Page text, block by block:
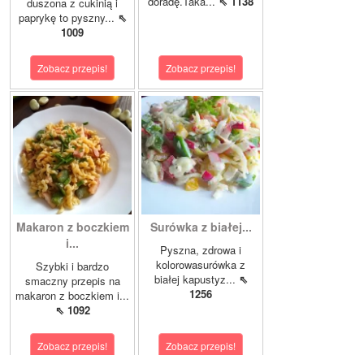
duszona z cukinią i
paprykę to pyszny... ⇖
1009
Zobacz przepis! Zobacz przepis!
Makaron z boczkiem
i...
Szybki i bardzo
smaczny przepis na
makaron z boczkiem i...
⇖ 1092
Zobacz przepis!
Surówka z białej...
Pyszna, zdrowa i
kolorowasurówka z
białej kapustyz... ⇖
1256
Zobacz przepis!